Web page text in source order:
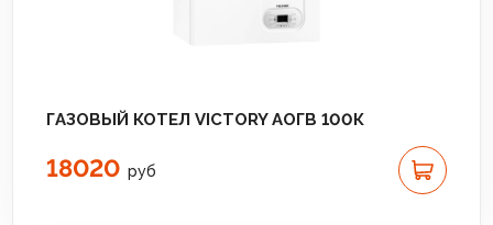
ГАЗОВЫЙ КОТЕЛ VICTORY АОГВ 100К
18020 руб